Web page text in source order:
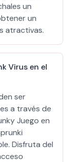
un
un
atractivas.
Virus en el
ser
a través de
Juego en
Disfruta del